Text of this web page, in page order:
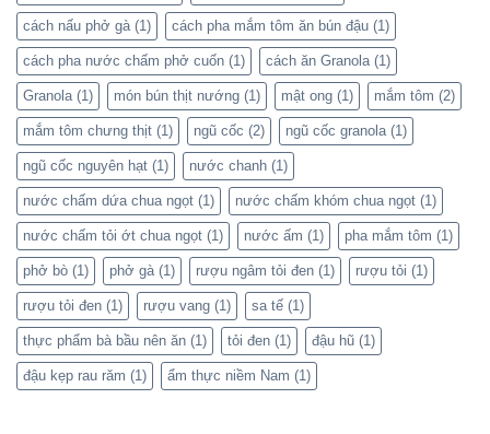
cách nấu phở gà (1) cách pha mắm tôm ăn bún đậu (1)
cách pha nước chấm phở cuốn (1) cách ăn Granola (1)
Granola (1) món bún thịt nướng (1) mật ong (1) mắm tôm (2)
mắm tôm chưng thịt (1) ngũ cốc (2) ngũ cốc granola (1)
ngũ cốc nguyên hạt (1) nước chanh (1)
nước chấm dứa chua ngọt (1) nước chấm khóm chua ngọt (1)
nước chấm tỏi ớt chua ngọt (1) nước ấm (1) pha mắm tôm (1)
phở bò (1) phở gà (1) rượu ngâm tỏi đen (1) rượu tỏi (1)
rượu tỏi đen (1) rượu vang (1) sa tế (1)
thực phẩm bà bầu nên ăn (1) tỏi đen (1) đậu hũ (1)
đậu kẹp rau răm (1) ẩm thực niềm Nam (1)